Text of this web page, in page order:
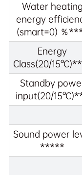
Water heating
energy
(smart=0) ％
Energy
Class(20/
Standby
input(20/
Sound power
*****